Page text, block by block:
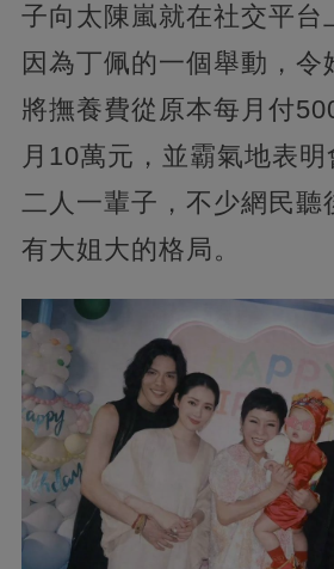
子向太陳嵐就在社交平台
因為丁佩的一個舉動，令
將撫養費從原本每月付
月10萬元，並霸氣地表
二人一輩子，不少網民聽
有大姐大的格局。